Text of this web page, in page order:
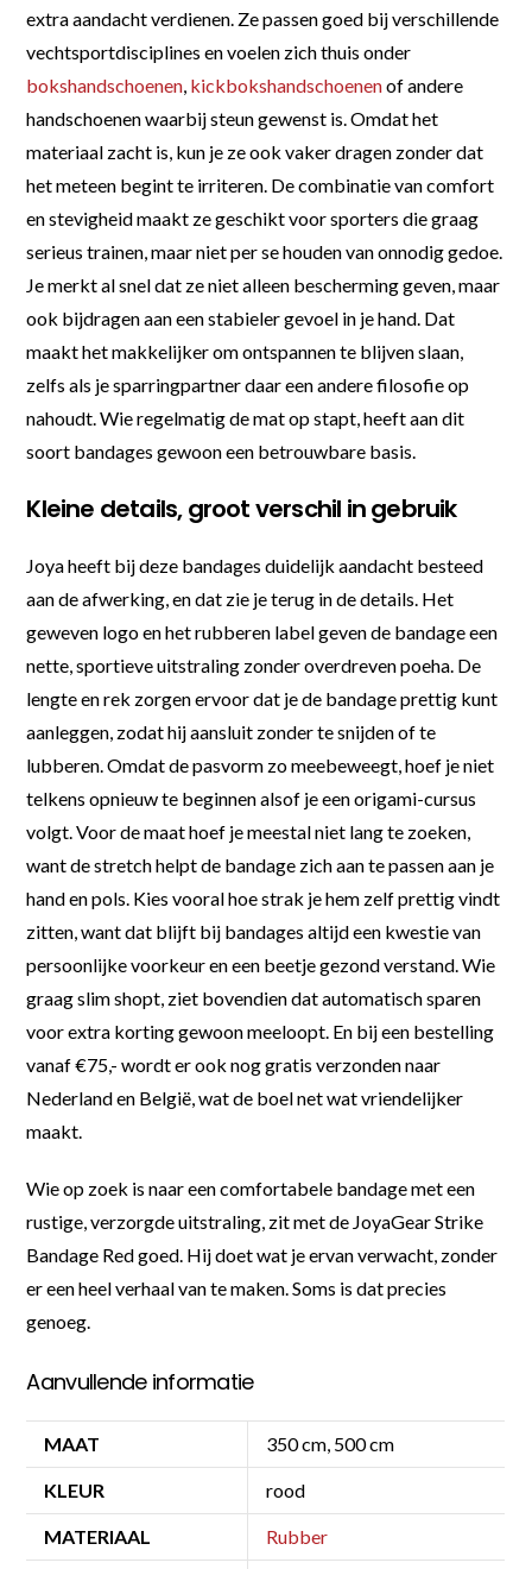
extra aandacht verdienen. Ze passen goed bij verschillende
vechtsportdisciplines en voelen zich thuis onder
bokshandschoenen, kickbokshandschoenenof andere
handschoenen waarbij steun gewenst is. Omdat het
materiaal zacht is, kun je ze ook vaker dragen zonder dat
het meteen begint te irriteren. De combinatie van comfort
en stevigheid maakt ze geschikt voor sporters die graag
serieus trainen, maar niet per se houden van onnodig gedoe.
Je merkt al snel dat ze niet alleen bescherming geven, maar
ook bijdragen aan een stabieler gevoel in je hand. Dat
maakt het makkelijker om ontspannen te blijven slaan,
zelfs als je sparringpartner daar een andere filosofie op
nahoudt. Wie regelmatig de mat op stapt, heeft aan dit
soort bandages gewoon een betrouwbare basis.
Kleine details, groot verschil in gebruik
Joya heeft bij deze bandages duidelijk aandacht besteed
aan de afwerking, en dat zie je terug in de details. Het
geweven logo en het rubberen label geven de bandage een
nette, sportieve uitstraling zonder overdreven poeha. De
lengte en rek zorgen ervoor dat je de bandage prettig kunt
aanleggen, zodat hij aansluit zonder te snijden of te
lubberen. Omdat de pasvorm zo meebeweegt, hoef je niet
telkens opnieuw te beginnen alsof je een origami-cursus
volgt. Voor de maat hoef je meestal niet lang te zoeken,
want de stretch helpt de bandage zich aan te passen aan je
hand en pols. Kies vooral hoe strak je hem zelf prettig vindt
zitten, want dat blijft bij bandages altijd een kwestie van
persoonlijke voorkeur en een beetje gezond verstand. Wie
graag slim shopt, ziet bovendien dat automatisch sparen
voor extra korting gewoon meeloopt. En bij een bestelling
vanaf €75,- wordt er ook nog gratis verzonden naar
Nederland en België, wat de boel net wat vriendelijker
maakt.
Wie op zoek is naar een comfortabele bandage met een
rustige, verzorgde uitstraling, zit met de JoyaGear Strike
Bandage Red goed. Hij doet wat je ervan verwacht, zonder
er een heel verhaal van te maken. Soms is dat precies
genoeg.
Aanvullende informatie
MAAT 350 cm, 500 cm
KLEUR rood
MATERIAAL Rubber